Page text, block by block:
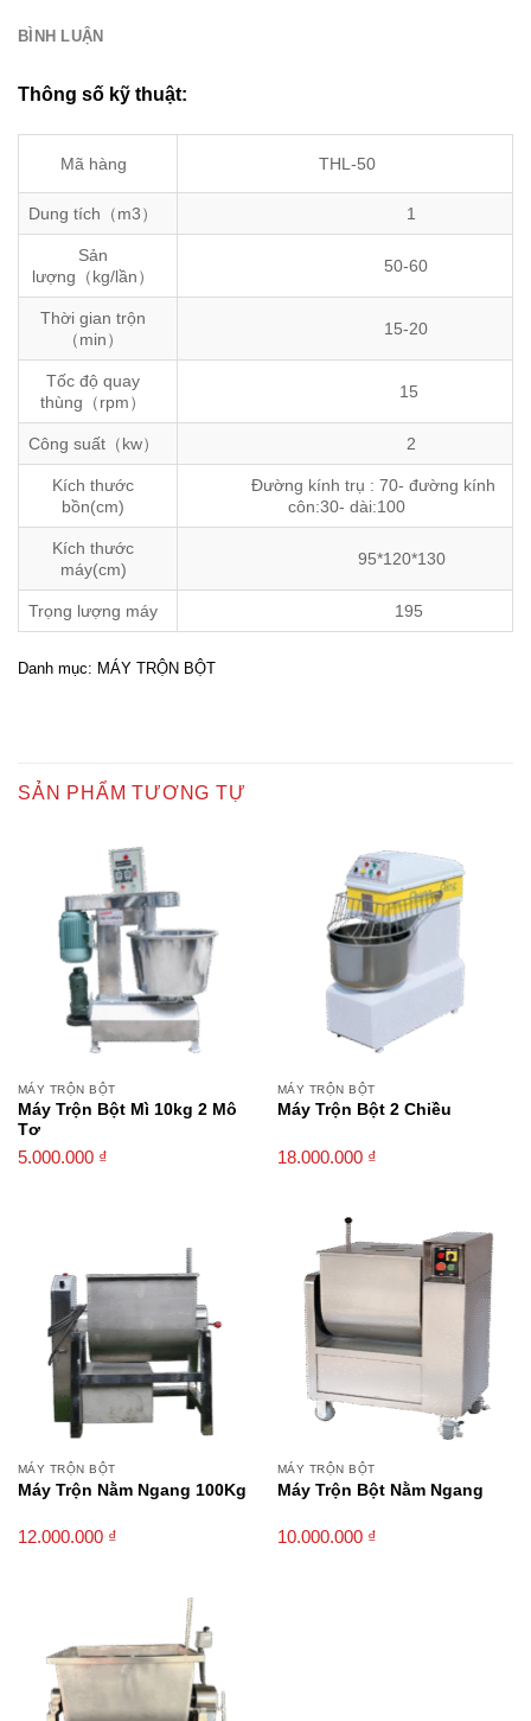
BÌNH LUẬN
Thông số kỹ thuật:
Mã hàng THL-50
Dung tích（m3） 1
Sản
lượng（kg/lần）
50-60
Thời gian trộn
（min）
15-20
Tốc độ quay
thùng（rpm）
15
Công suất（kw） 2
Kích thước
bồn(cm)
Đường kính trụ : 70- đường kính
côn:30- dài:100
Kích thước
máy(cm)
95*120*130
Trọng lượng máy 195
Danh mục: MÁY TRỘN BỘT
SẢN PHẨM TƯƠNG TỰ
MÁY TRỘN BỘT
Máy Trộn Bột Mì 10kg 2 Mô
Tơ
5.000.000 ₫
MÁY TRỘN BỘT
Máy Trộn Bột 2 Chiều
18.000.000 ₫
MÁY TRỘN BỘT
Máy Trộn Nằm Ngang 100Kg
12.000.000 ₫
MÁY TRỘN BỘT
Máy Trộn Bột Nằm Ngang
10.000.000 ₫